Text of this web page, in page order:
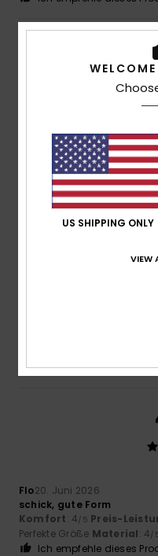
Es fällt mir schwer, eine
Original anzeigen - Français
Komfort: 5/5 Preis-
Perfekte GrößeMaterial: 5/
5
Perfekte GrößeFarbe: 5/5
Flo20. Juni 2026
schick, gute Form
Komfort: 4/5 Preis-
Perfekte Größe Material: 4/
Ich empfehle dieses
US SHIPPING ONLY
VIEW